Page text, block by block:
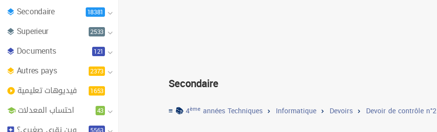
Secondaire 18381
Superieur 2533
Documents 121
Autres pays 2373
فيديوهات تعليمية 1653
احتساب المعدلات 43
Secondaire
≡ 📚4ème années Techniques Informatique Devoirs Devoir de contrôle n°2